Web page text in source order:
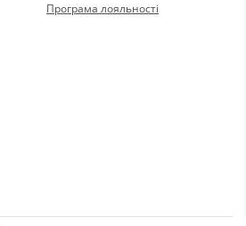
Програма лояльності